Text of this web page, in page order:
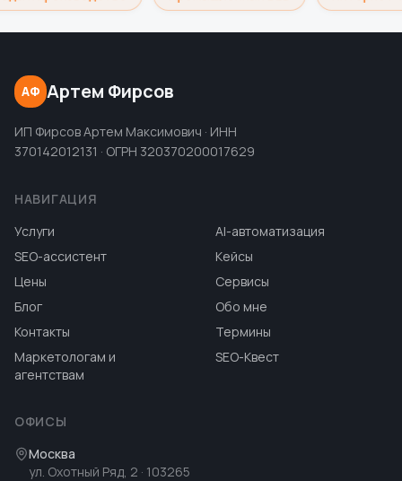
АФ Артем Фирсов
ИП Фирсов Артем Максимович · ИНН
370142012131 · ОГРН 320370200017629
НАВИГАЦИЯ
Услуги
AI-автоматизация
SEO-ассистент
Кейсы
Цены
Сервисы
Блог
Обо мне
Контакты
Термины
Маркетологам и
агентствам
SEO-Квест
ОФИСЫ
Москва
ул. Охотный Ряд, 2 · 103265